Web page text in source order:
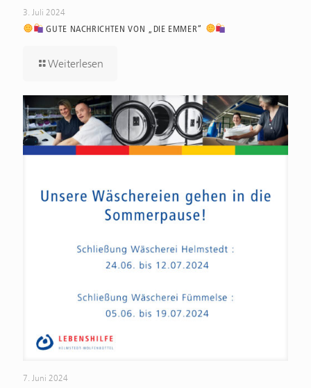
3. Juli 2024
GUTE NACHRICHTEN VON „DIE EMMER“
Weiterlesen
7. Juni 2024